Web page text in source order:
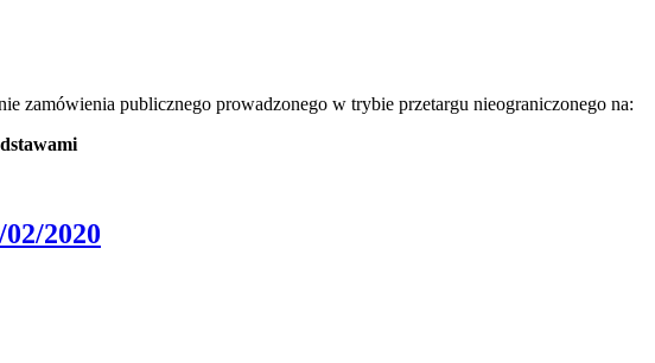
zamówienia publicznego prowadzonego w trybie przetargu nieograniczonego na:
2020